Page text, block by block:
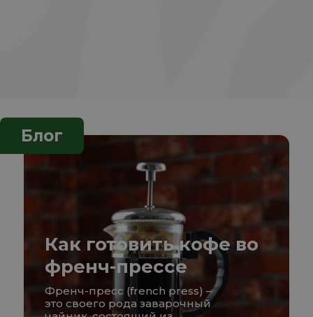
Блог
Как готовить кофе во
френч-прессе
Френч-пресс (french press) –
это своего рода заварочный